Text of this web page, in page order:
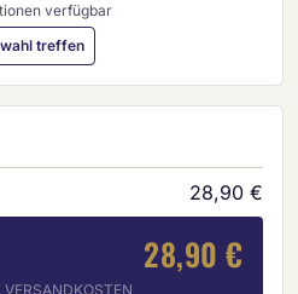
verfügbar
treffen
28,90 €
28,90 €